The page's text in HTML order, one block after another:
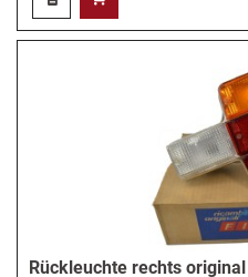
Rückleuchte rechts